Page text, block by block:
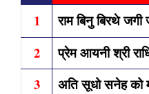
1
राम बिनु बिरथे
2
प्रेम आयनी श्री
3
अति सूधो सनेह को